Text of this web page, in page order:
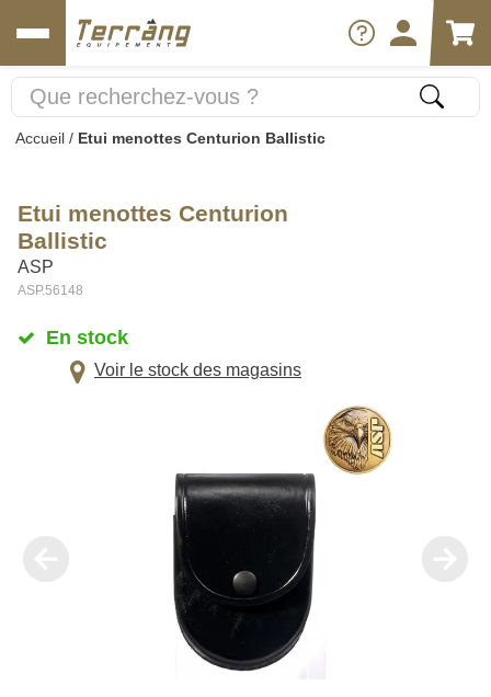
Accueil / Etui menottes Centurion Ballistic
Etui menottes Centurion
Ballistic
ASP
ASP.56148
En stock
Voir le stock des magasins